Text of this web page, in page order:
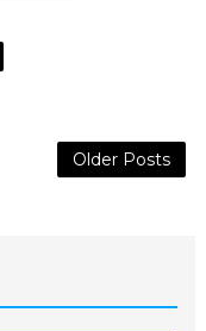
Older Posts